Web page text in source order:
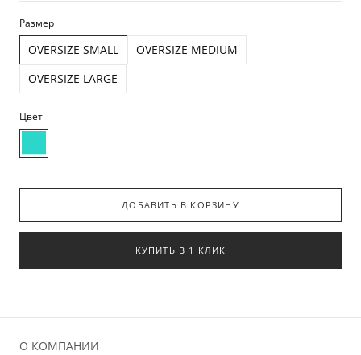
Размер
OVERSIZE SMALL
OVERSIZE MEDIUM
OVERSIZE LARGE
Цвет
ДОБАВИТЬ В КОРЗИНУ
КУПИТЬ В 1 КЛИК
О КОМПАНИИ